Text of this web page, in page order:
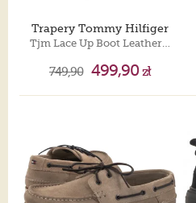
Trapery Tommy Hilfiger
Tjm Lace Up Boot Leather Legacy Brown EM0EM01629 GV0
749,90 499,90zł